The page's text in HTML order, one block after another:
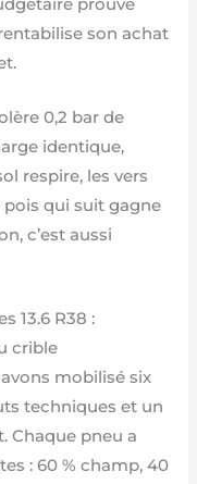
prouve
son achat
0,2 bar de
identique,
respire, les vers
qui suit gagne
c’est aussi
13.6 R38 :
crible
mobilisé six
techniques et un
Chaque pneu a
: 60 % champ, 40